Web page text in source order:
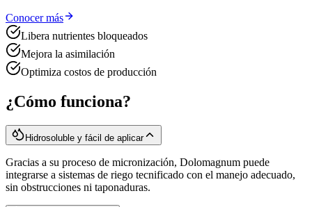
Conocer más
Libera nutrientes bloqueados
Mejora la asimilación
Optimiza costos de producción
¿Cómo funciona?
Hidrosoluble y fácil de aplicar
Gracias a su proceso de micronización, Dolomagnum puede
integrarse a sistemas de riego tecnificado con el manejo adecuado,
sin obstrucciones ni taponaduras.